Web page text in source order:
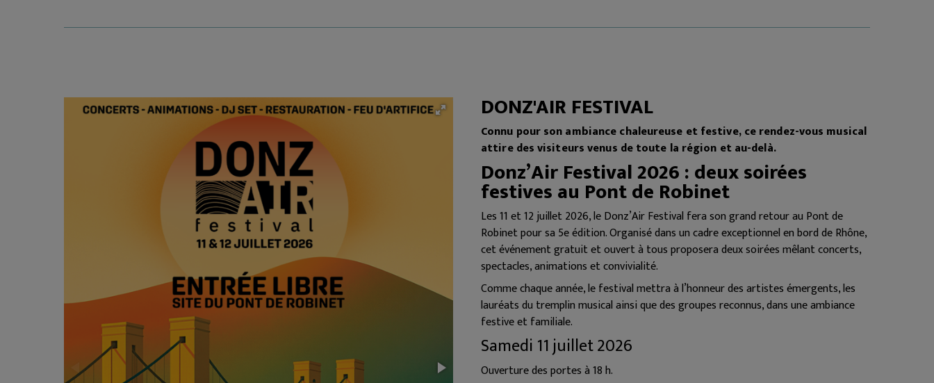
DONZ'AIR FESTIVAL
Connu pour son ambiance chaleureuse et festive, ce rendez-vous musical
attire des visiteurs venus de toute la région et au-delà.
Donz’Air Festival 2026 : deux soirées
festives au Pont de Robinet
Les 11 et 12 juillet 2026, le Donz’Air Festival fera son grand retour au Pont de
Robinet pour sa 5e édition. Organisé dans un cadre exceptionnel en bord de Rhône,
cet événement gratuit et ouvert à tous proposera deux soirées mêlant concerts,
spectacles, animations et convivialité.
Comme chaque année, le festival mettra à l’honneur des artistes émergents, les
lauréats du tremplin musical ainsi que des groupes reconnus, dans une ambiance
festive et familiale.
Samedi 11 juillet 2026
Ouverture des portes à 18 h.